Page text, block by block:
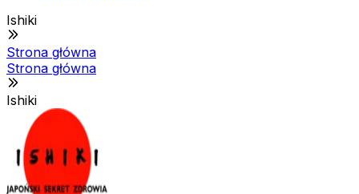
Ishiki
Strona główna
Strona główna
Ishiki